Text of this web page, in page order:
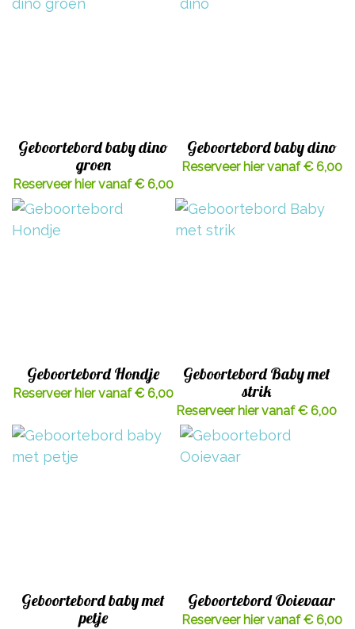
Geboortebord baby dino
groen
Reserveer hier vanaf € 6,00
Geboortebord baby dino
Reserveer hier vanaf € 6,00
Geboortebord Hondje
Reserveer hier vanaf € 6,00
Geboortebord Baby met
strik
Reserveer hier vanaf € 6,00
Geboortebord baby met
petje
Geboortebord Ooievaar
Reserveer hier vanaf € 6,00